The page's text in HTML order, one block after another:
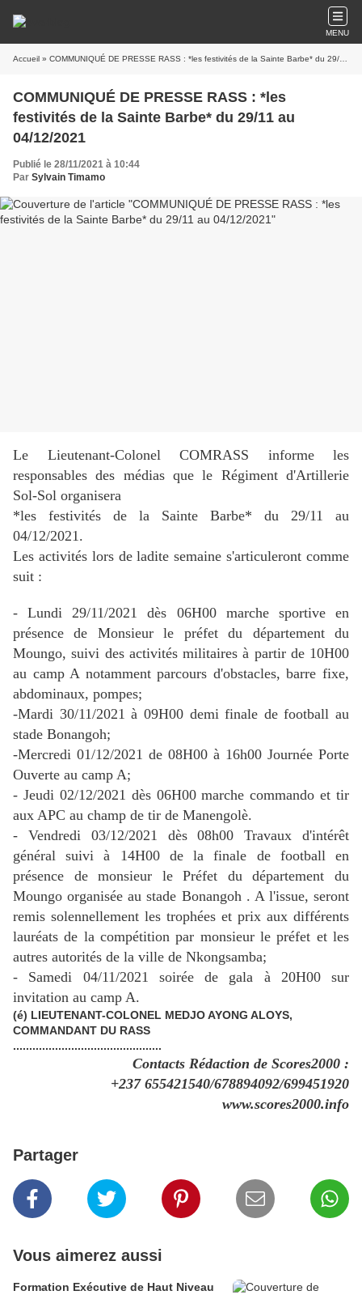
MENU
Accueil » COMMUNIQUÉ DE PRESSE RASS : *les festivités de la Sainte Barbe* du 29/11 au 04/12/2021
COMMUNIQUÉ DE PRESSE RASS : *les
festivités de la Sainte Barbe* du 29/11 au
04/12/2021
Publié le 28/11/2021 à 10:44
Par Sylvain Timamo
Le Lieutenant-Colonel COMRASS informe les
responsables des médias que le Régiment d'Artillerie
Sol-Sol organisera
*les festivités de la Sainte Barbe* du 29/11 au
04/12/2021.
Les activités lors de ladite semaine s'articuleront comme
suit :
- Lundi 29/11/2021 dès 06H00 marche sportive en
présence de Monsieur le préfet du département du
Moungo, suivi des activités militaires à partir de 10H00
au camp A notamment parcours d'obstacles, barre fixe,
abdominaux, pompes;
-Mardi 30/11/2021 à 09H00 demi finale de football au
stade Bonangoh;
-Mercredi 01/12/2021 de 08H00 à 16h00 Journée Porte
Ouverte au camp A;
- Jeudi 02/12/2021 dès 06H00 marche commando et tir
aux APC au champ de tir de Manengolè.
- Vendredi 03/12/2021 dès 08h00 Travaux d'intérêt
général suivi à 14H00 de la finale de football en
présence de monsieur le Préfet du département du
Moungo organisée au stade Bonangoh . A l'issue, seront
remis solennellement les trophées et prix aux différents
lauréats de la compétition par monsieur le préfet et les
autres autorités de la ville de Nkongsamba;
- Samedi 04/11/2021 soirée de gala à 20H00 sur
invitation au camp A.
(é) LIEUTENANT-COLONEL MEDJO AYONG ALOYS,
COMMANDANT DU RASS
..............................................
Contacts Rédaction de Scores2000 :
+237 655421540/678894092/699451920
www.scores2000.info
Partager
Vous aimerez aussi
Formation Exécutive de Haut Niveau